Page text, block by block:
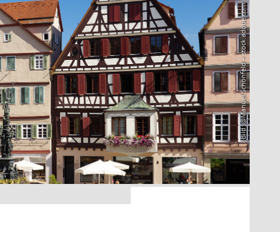
Bild: @Manuel Schönfeld – stock.adobe.com